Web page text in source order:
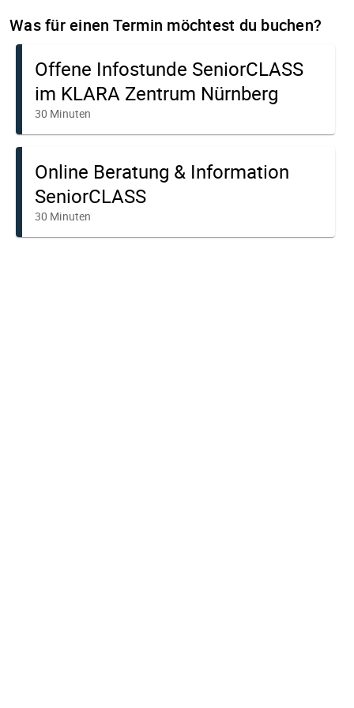
Was für einen Termin möchtest du buchen?
Offene Infostunde SeniorCLASS
im KLARA Zentrum Nürnberg
30 Minuten
Online Beratung & Information
SeniorCLASS
30 Minuten